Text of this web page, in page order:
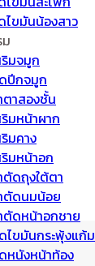
ไขมันน้องสาว
ริมจมูก
ปีกจมูก
ตาสองชั้น
ริมหน้าผาก
ริมคาง
ริมหน้าอก
ตัดถุงใต้ตา
ตัดนมน้อย
ตัดหน้าอกชาย
ไขมันกระพุ้งแก้ม
หนังหน้าท้อง